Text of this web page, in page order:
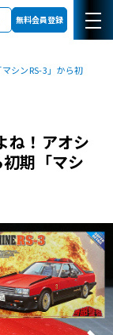
無料会員登録
シンRS-3」から初
ね！アオシ
期「マシ